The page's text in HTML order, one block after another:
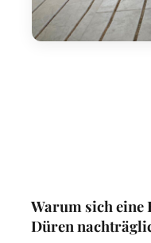
Warum sich eine
Düren